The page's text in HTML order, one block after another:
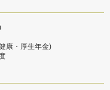
康・厚生年金)